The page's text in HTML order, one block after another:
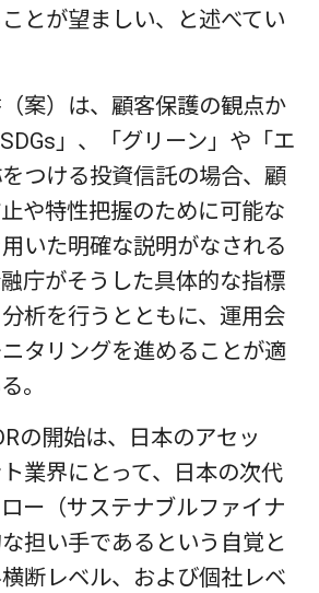
とが望ましい、と述べてい
案）は、顧客保護の観点か
」、「グリーン」や「エ
つける投資信託の場合、顧
や特性把握のために可能な
いた明確な説明がなされる
庁がそうした具体的な指標
析を行うとともに、運用会
タリングを進めることが適
。
の開始は、日本のアセッ
業界にとって、日本の次代
ー（サステナブルファイナ
担い手であるという自覚と
断レベル、および個社レベ